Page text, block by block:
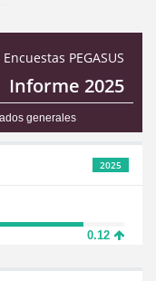
Encuestas PEGASUS
Informe 2025
generales
2025
0.12